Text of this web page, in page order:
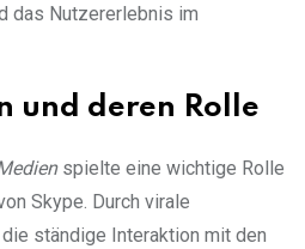
das Nutzererlebnis im
und deren Rolle
spielte eine wichtige Rolle
Skype. Durch virale
ständige Interaktion mit den